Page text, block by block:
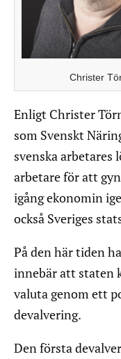
Christer
Enligt Christer
som Svenskt
svenska
arbetare för att
igång ekonomin
också Sveriges
På den här tiden
innebär att staten
valuta genom ett
devalvering.
Den första